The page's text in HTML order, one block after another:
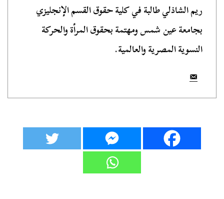
ريم الشاذلي طالبة في كلية حقوق القسم الإنجليزي
بجامعة عين شمس ومهتمة بحقوق المرأة والحركة
النسوية المصرية والعالمية.